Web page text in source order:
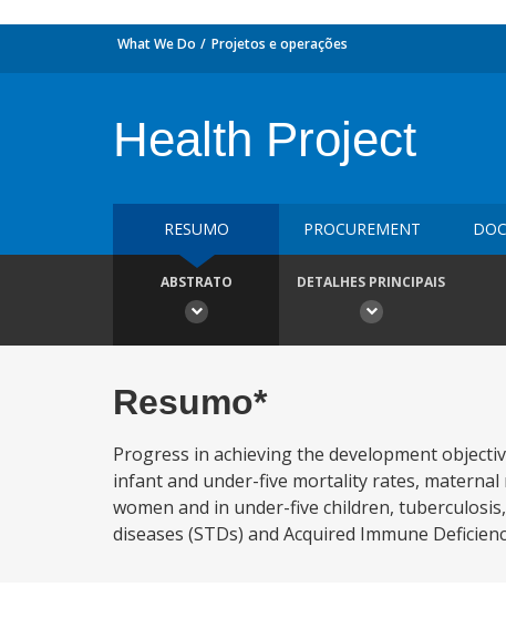
What We Do Projetos e operações
Health Project
RESUMO PROCUREMENT
ABSTRATO DETALHES PRINCIPAIS
Resumo*
Progress in achieving the development
infant and under-five mortality rates,
women and in under-five children,
diseases (STDs) and Acquired Immune